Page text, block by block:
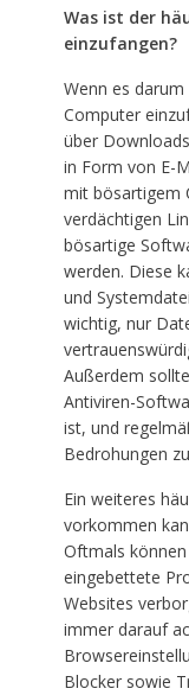
Was ist der
einzufangen?
Wenn es
Computer
über
in Form von E-
mit bösartigem
verdächtigen
bösartige
werden. Diese
und
wichtig, nur
Außerdem
Antiviren-
ist, und
Bedrohungen
Ein weiteres
vorkommen
Oftmals
eingebettete
Websites
immer darauf
Blocker sowie